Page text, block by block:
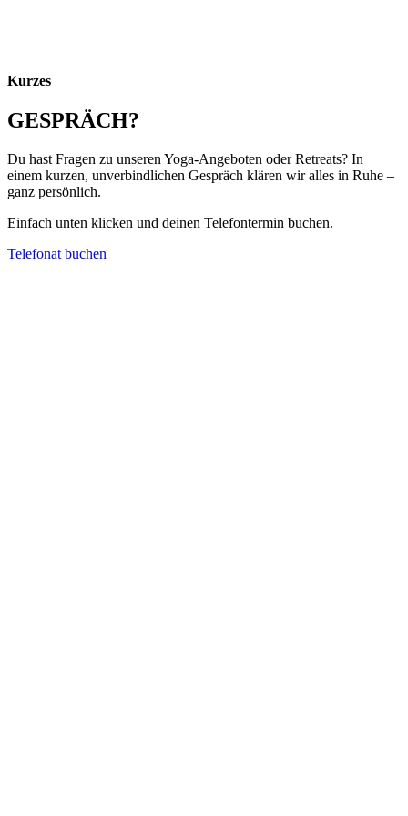
Kurzes
GESPRÄCH?
Du hast Fragen zu unseren Yoga-Angeboten oder Retreats? In
einem kurzen, unverbindlichen Gespräch klären wir alles in Ruhe –
ganz persönlich.
Einfach unten klicken und deinen Telefontermin buchen.
Telefonat buchen